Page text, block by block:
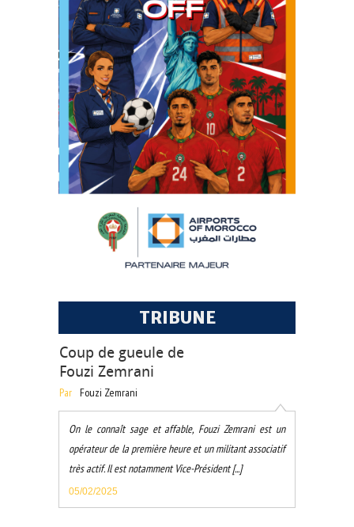
TRIBUNE
Coup de gueule de
Fouzi Zemrani
Par Fouzi Zemrani
On le connaît sage et affable, Fouzi Zemrani est un
opérateur de la première heure et un militant associatif
très actif. Il est notamment Vice-Président [...]
05/02/2025